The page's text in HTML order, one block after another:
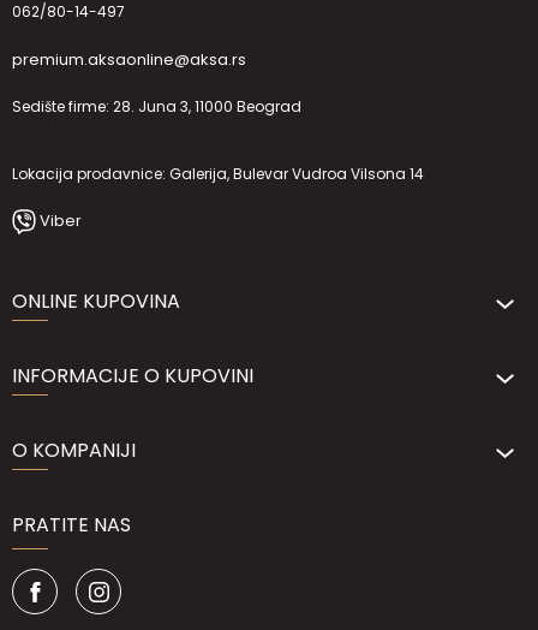
062/80-14-497
premium.aksaonline@aksa.rs
Sedište firme: 28. Juna 3, 11000 Beograd
Lokacija prodavnice: Galerija, Bulevar Vudroa Vilsona 14
Viber
ONLINE KUPOVINA
INFORMACIJE O KUPOVINI
O KOMPANIJI
PRATITE NAS